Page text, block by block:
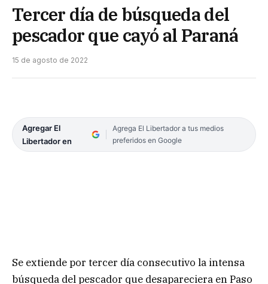
Tercer día de búsqueda del
pescador que cayó al Paraná
15 de agosto de 2022
Agregar El
Libertador en
Agrega El Libertador a tus medios
preferidos en Google
Se extiende por tercer día consecutivo la intensa
búsqueda del pescador que desapareciera en Paso